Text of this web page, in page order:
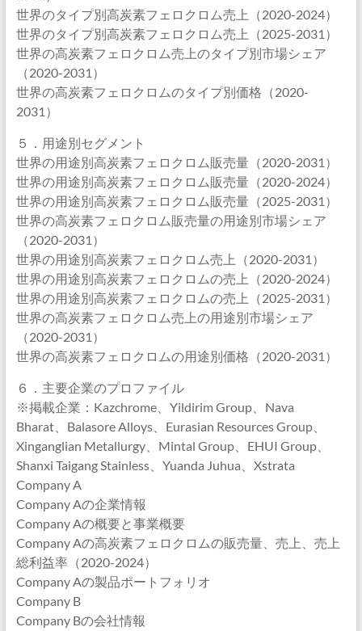
世界のタイプ別高炭素フェロクロム売上（2020-2024）
世界のタイプ別高炭素フェロクロム売上（2025-2031）
世界の高炭素フェロクロム売上のタイプ別市場シェア
（2020-2031）
世界の高炭素フェロクロムのタイプ別価格（2020-
2031）
５．用途別セグメント
世界の用途別高炭素フェロクロム販売量（2020-2031）
世界の用途別高炭素フェロクロム販売量（2020-2024）
世界の用途別高炭素フェロクロム販売量（2025-2031）
世界の高炭素フェロクロム販売量の用途別市場シェア
（2020-2031）
世界の用途別高炭素フェロクロム売上（2020-2031）
世界の用途別高炭素フェロクロムの売上（2020-2024）
世界の用途別高炭素フェロクロムの売上（2025-2031）
世界の高炭素フェロクロム売上の用途別市場シェア
（2020-2031）
世界の高炭素フェロクロムの用途別価格（2020-2031）
６．主要企業のプロファイル
※掲載企業：Kazchrome、Yildirim Group、Nava
Bharat、Balasore Alloys、Eurasian Resources Group、
Xinganglian Metallurgy、Mintal Group、EHUI Group、
Shanxi Taigang Stainless、Yuanda Juhua、Xstrata
Company A
Company Aの企業情報
Company Aの概要と事業概要
Company Aの高炭素フェロクロムの販売量、売上、売上
総利益率（2020-2024）
Company Aの製品ポートフォリオ
Company B
Company Bの会社情報